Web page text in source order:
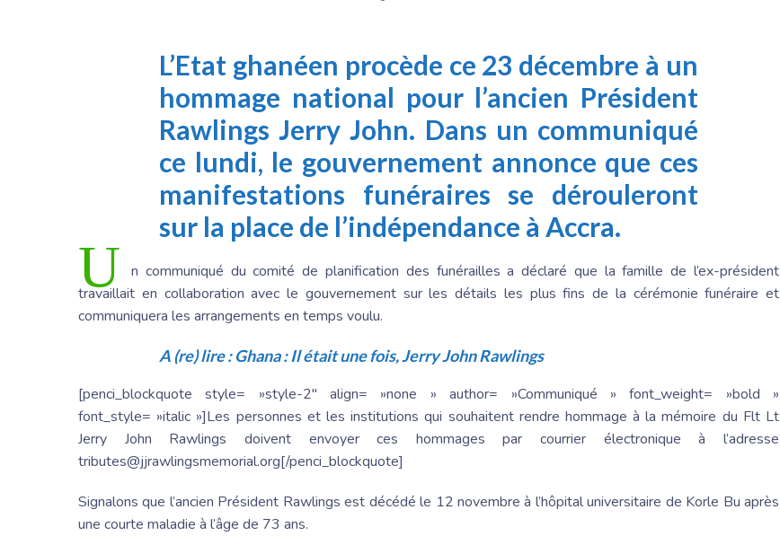
L’Etat ghanéen procède ce 23 décembre à un
hommage national pour l’ancien Président
RawlingsJerry John. Dans un communiqué
ce lundi, le gouvernement annonce que ces
manifestations funéraires se dérouleront
sur la place de l’indépendance à Accra.
U n communiqué du comité de planification des funérailles a déclaré que la famille de l’ex-président
travaillait en collaboration avec le gouvernement sur les détails les plus fins de la cérémonie funéraire et
communiquera les arrangements en temps voulu.
A (re) lire :Ghana : Il était une fois, Jerry John Rawlings
[penci_blockquote style= »style-2″ align= »none » author= »Communiqué » font_weight= »bold »
font_style= »italic »]Les personnes et les institutions qui souhaitent rendre hommage à la mémoire du Flt Lt
Jerry John Rawlings doivent envoyer ces hommages par courrier électronique à l’adresse
tributes@jjrawlingsmemorial.org[/penci_blockquote]
Signalons que l’ancien Président Rawlings est décédé le 12 novembre à l’hôpital universitaire de Korle Bu après
une courte maladie à l’âge de 73 ans.